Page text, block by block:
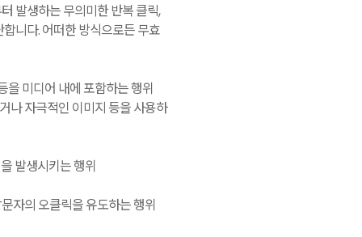
발생하는 무의미한 반복 클릭,
니다. 어떠한 방식으로든 무효
을 미디어 내에 포함하는 행위
나 자극적인 이미지 등을 사용하
발생시키는 행위
자의 오클릭을 유도하는 행위